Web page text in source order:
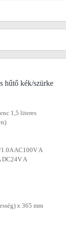
hűtő kék/szürke
1,5 literes
AC100V A
DC24V A
x 365 mm